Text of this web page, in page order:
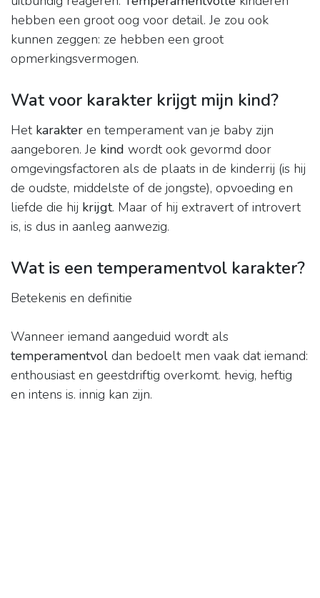
hebben een groot oog voor detail. Je zou ook
kunnen zeggen: ze hebben een groot
opmerkingsvermogen.
Wat voor karakter krijgt mijn kind?
Het karakter en temperament van je baby zijn
aangeboren. Je kind wordt ook gevormd door
omgevingsfactoren als de plaats in de kinderrij (is hij
de oudste, middelste of de jongste), opvoeding en
liefde die hij krijgt. Maar of hij extravert of introvert
is, is dus in aanleg aanwezig.
Wat is een temperamentvol karakter?
Betekenis en definitie
Wanneer iemand aangeduid wordt als
temperamentvol dan bedoelt men vaak dat iemand:
enthousiast en geestdriftig overkomt. hevig, heftig
en intens is. innig kan zijn.